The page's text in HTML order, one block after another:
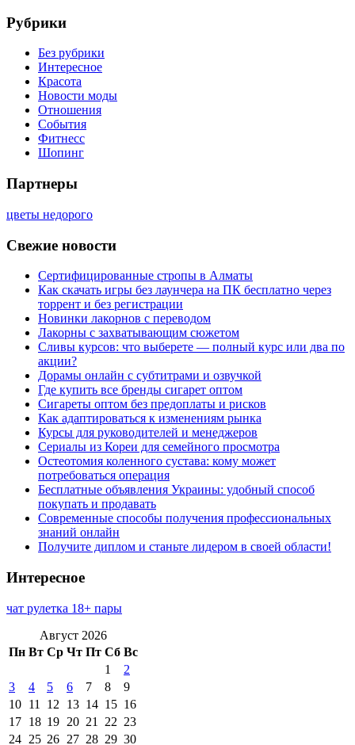
Рубрики
Без рубрики
Интересное
Красота
Новости моды
Отношения
События
Фитнесс
Шопинг
Партнеры
цветы недорого
Свежие новости
Сертифицированные стропы в Алматы
Как скачать игры без лаунчера на ПК бесплатно через
торрент и без регистрации
Новинки лакорнов с переводом
Лакорны с захватывающим сюжетом
Сливы курсов: что выберете — полный курс или два по
акции?
Дорамы онлайн с субтитрами и озвучкой
Где купить все бренды сигарет оптом
Сигареты оптом без предоплаты и рисков
Как адаптироваться к изменениям рынка
Курсы для руководителей и менеджеров
Сериалы из Кореи для семейного просмотра
Остеотомия коленного сустава: кому может
потребоваться операция
Бесплатные объявления Украины: удобный способ
покупать и продавать
Современные способы получения профессиональных
знаний онлайн
Получите диплом и станьте лидером в своей области!
Интересное
чат рулетка 18+ пары
Август 2026
Пн Вт Ср Чт Пт Сб Вс
1
2
3
4 5 6 7 8
9
10 11 12 13 14 15 16
17 18 19 20 21 22 23
24 25 26 27 28 29 30